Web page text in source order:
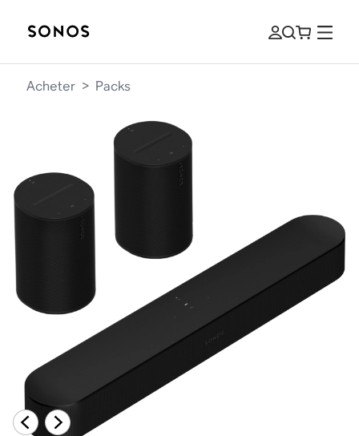
Acheter > Packs